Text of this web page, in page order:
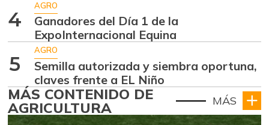
4
AGRO
Ganadores del Día 1 de la
ExpoInternacional Equina
5
AGRO
Semilla autorizada y siembra oportuna,
claves frente a EL Niño
MÁS CONTENIDO DE
AGRICULTURA MÁS